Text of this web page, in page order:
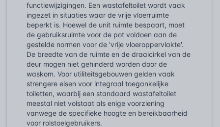
functiewijzigingen. Een wastafeltoilet wordt vaak
ingezet in situaties waar de vrije vloerruimte
beperkt is. Hoewel de unit ruimte bespaart, moet
de gebruiksruimte voor de pot voldoen aan de
gestelde normen voor de 'vrije vloeroppervlakte'.
De breedte van de ruimte en de draaicirkel van de
deur mogen niet gehinderd worden door de
waskom. Voor utiliteitsgebouwen gelden vaak
strengere eisen voor integraal toegankelijke
toiletten, waarbij een standaard wastafeltoilet
meestal niet volstaat als enige voorziening
vanwege de specifieke hoogte en bereikbaarheid
voor rolstoelgebruikers.